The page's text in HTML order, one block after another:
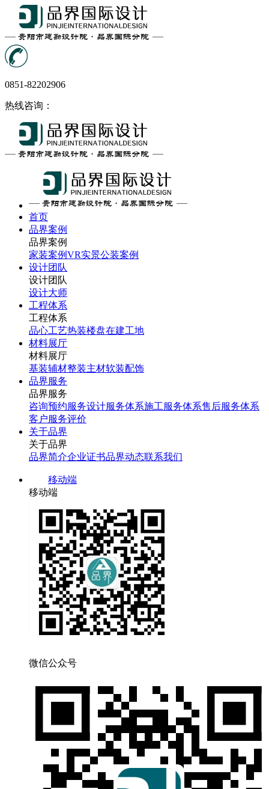
0851-82202906
热线咨询：
首页
品界案例
品界案例
家装案例VR实景公装案例
设计团队
设计团队
设计大师
工程体系
工程体系
品心工艺热装楼盘在建工地
材料展厅
材料展厅
基装辅材整装主材软装配饰
品界服务
品界服务
咨询预约服务设计服务体系施工服务体系售后服务体系
客户服务评价
关于品界
关于品界
品界简介企业证书品界动态联系我们
移动端
移动端
微信公众号